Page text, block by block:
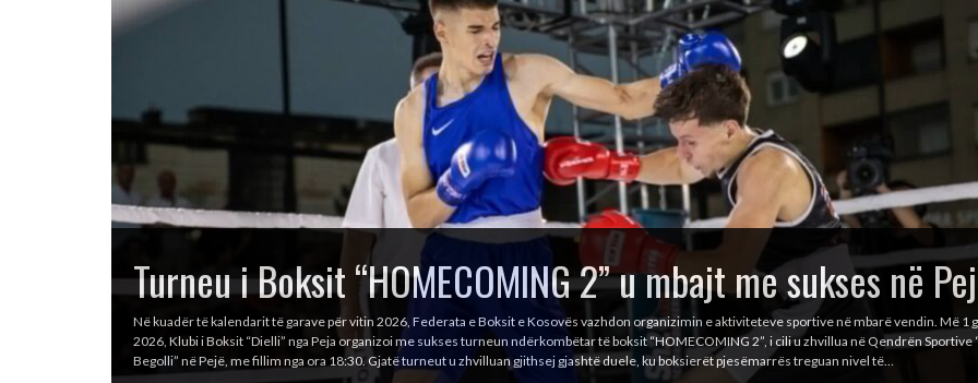
Kosova shkëlqen në Turneun Ndërkombëtar të Boksit
“Mustafa Hajrulahović – Talijan” me gjashtë medalje
Kombëtarja e Kosovës në boks ka arritur një sukses të madh në turneun prestigjioz ndërkombëtar “Mustafa Hajrulahović – Talijan”, i cili u mbajt
korriku deri më 1 gusht 2026 në Sarajevë, Bosnje dhe Hercegovinë. Boksierët kosovarë e përfunduan turneun me gjithsej 6 medalje: 1 medalje
Taulant Jakupi (85 kg) 1 medalje të argjendtë – Riad Isufi (55 kg) 4 medalje të bronzta – Bashkim Bajoku…